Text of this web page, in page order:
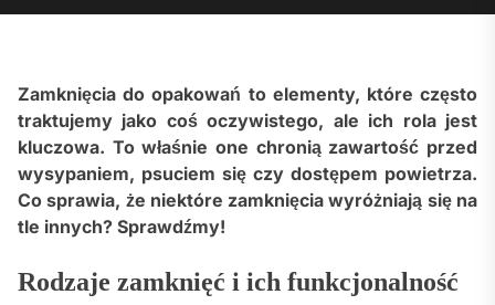
Zamknięcia do opakowań to elementy, które często
traktujemy jako coś oczywistego, ale ich rola jest
kluczowa. To właśnie one chronią zawartość przed
wysypaniem, psuciem się czy dostępem powietrza.
Co sprawia, że niektóre zamknięcia wyróżniają się na
tle innych? Sprawdźmy!
Rodzaje zamknięć i ich funkcjonalność